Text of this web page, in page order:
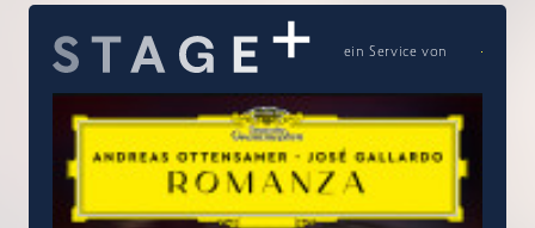
ein Service von